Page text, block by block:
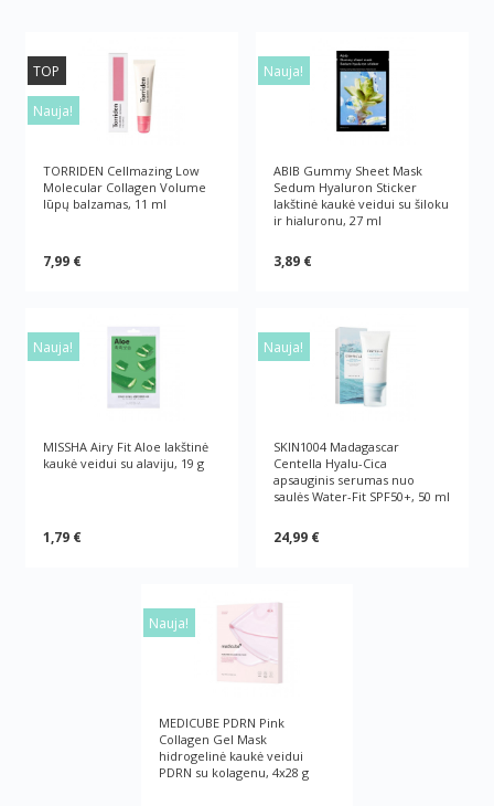
TOP
Nauja!
TORRIDEN Cellmazing Low
Molecular Collagen Volume
lūpų balzamas, 11 ml
7,99 €
Nauja!
ABIB Gummy Sheet Mask
Sedum Hyaluron Sticker
lakštinė kaukė veidui su šiloku
ir hialuronu, 27 ml
3,89 €
Nauja!
MISSHA Airy Fit Aloe lakštinė
kaukė veidui su alaviju, 19 g
1,79 €
Nauja!
SKIN1004 Madagascar
Centella Hyalu-Cica
apsauginis serumas nuo
saulės Water-Fit SPF50+, 50 ml
24,99 €
Nauja!
MEDICUBE PDRN Pink
Collagen Gel Mask
hidrogelinė kaukė veidui
PDRN su kolagenu, 4x28 g